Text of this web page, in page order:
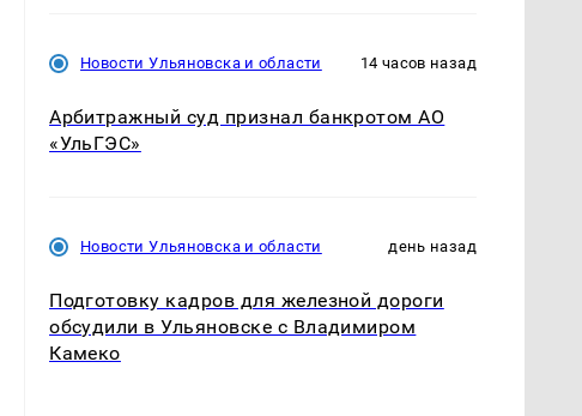
Новости Ульяновска и области 14 часов назад
Арбитражный суд признал банкротом АО
«УльГЭС»
Новости Ульяновска и области день назад
Подготовку кадров для железной дороги
обсудили в Ульяновске с Владимиром
Камеко